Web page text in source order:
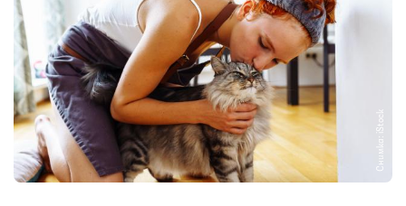
Снимка: iStock